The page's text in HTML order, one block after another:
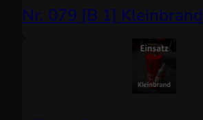
Nr. 079 [B 1] Kleinbrand